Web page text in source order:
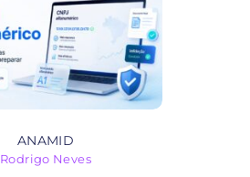
ANAMID
Rodrigo Neves